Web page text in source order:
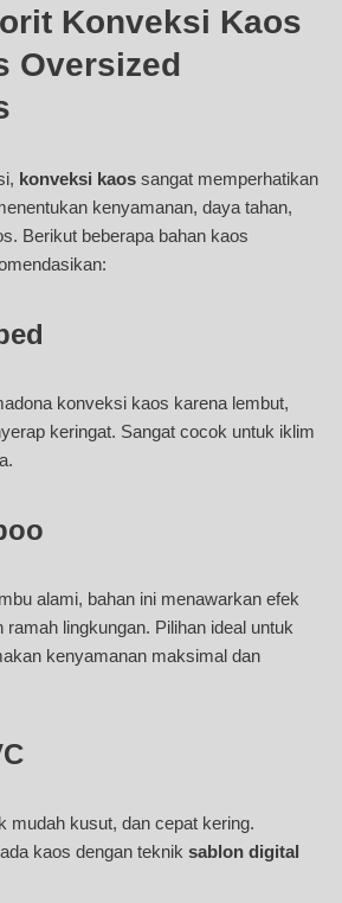
Konveksi Kaos
Oversized
konveksi kaos sangat memperhatikan
kenyamanan, daya tahan,
Berikut beberapa bahan kaos
konveksi kaos karena lembut,
keringat. Sangat cocok untuk iklim
alami, bahan ini menawarkan efek
ramah lingkungan. Pilihan ideal untuk
kenyamanan maksimal dan
mudah kusut, dan cepat kering.
kaos dengan teknik sablon digital